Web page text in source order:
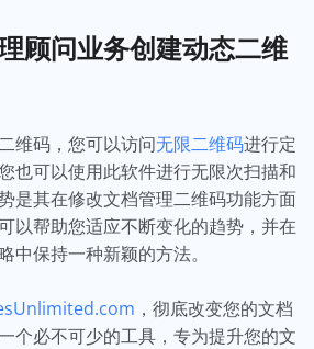
顾问业务创建动态二维
维码，您可以访问无限二维码进行定
也可以使用此软件进行无限次扫描和
是其在修改文档管理二维码功能方面
以帮助您适应不断变化的趋势，并在
中保持一种新颖的方法。
，彻底改变您的文档
个必不可少的工具，专为提升您的文